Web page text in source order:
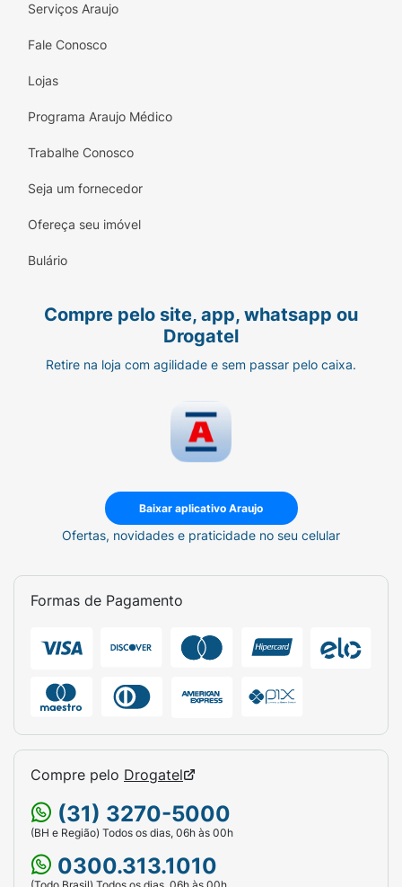
Serviços Araujo
Fale Conosco
Lojas
Programa Araujo Médico
Trabalhe Conosco
Seja um fornecedor
Ofereça seu imóvel
Bulário
Compre pelo site, app, whatsapp ou
Drogatel
Retire na loja com agilidade e sem passar pelo caixa.
Baixar aplicativo Araujo
Ofertas, novidades e praticidade no seu celular
Formas de Pagamento
Compre pelo Drogatel
(31) 3270-5000
(BH e Região) Todos os dias, 06h às 00h
0300.313.1010